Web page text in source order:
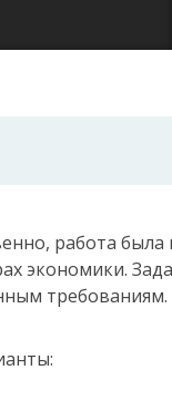
работа
требованиям.